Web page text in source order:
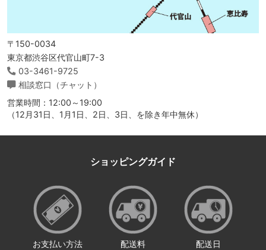
〒150-0034
東京都渋谷区代官山町7-3
03-3461-9725
相談窓口（チャット）
営業時間：12:00～19:00
（12月31日、1月1日、2日、3日、を除き年中無休）
ショッピングガイド
お支払い方法 配送料 配送日